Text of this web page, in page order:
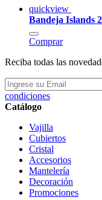
quickview
Bandeja Islands
Comprar
Reciba todas las
condiciones
Catálogo
Vajilla
Cubiertos
Cristal
Accesorios
Mantelería
Decoración
Promociones